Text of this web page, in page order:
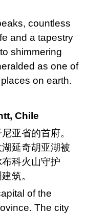
countless
and a tapestry
shimmering
as one of
on earth.
Chile
亚省的首府。
延奇胡亚湖被
科火山守护
筑。
of the
The city